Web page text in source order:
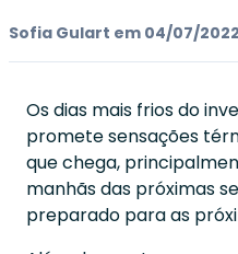
Sofia Gulart em 04/07/2022
Os dias mais frios do
promete sensações
que chega,
manhãs das próximas
preparado para as